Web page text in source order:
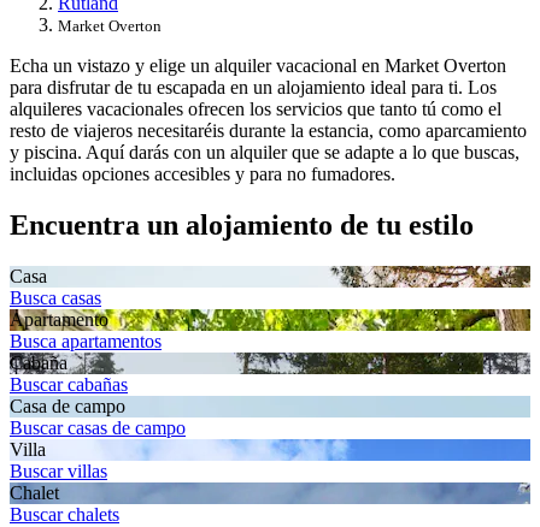
Market Overton
Echa un vistazo y elige un alquiler vacacional en Market Overton
para disfrutar de tu escapada en un alojamiento ideal para ti. Los
alquileres vacacionales ofrecen los servicios que tanto tú como el
resto de viajeros necesitaréis durante la estancia, como aparcamiento
y piscina. Aquí darás con un alquiler que se adapte a lo que buscas,
incluidas opciones accesibles y para no fumadores.
Encuentra un alojamiento de tu estilo
Casa
Busca casas
Apartamento
Busca apartamentos
Cabaña
Buscar cabañas
Casa de campo
Buscar casas de campo
Villa
Buscar villas
Chalet
Buscar chalets